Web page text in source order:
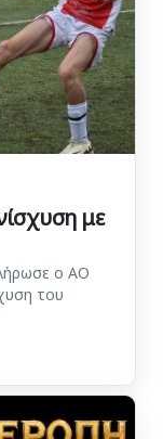
με
ο ΑΟ
του